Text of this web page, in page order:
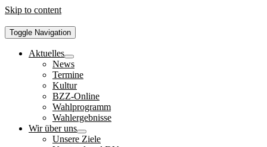
Skip to content
Toggle Navigation
Aktuelles
News
Termine
Kultur
BZZ-Online
Wahlprogramm
Wahlergebnisse
Wir über uns
Unsere Ziele